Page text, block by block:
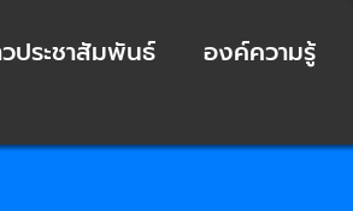
ประชาสัมพันธ์ องค์ความรู้